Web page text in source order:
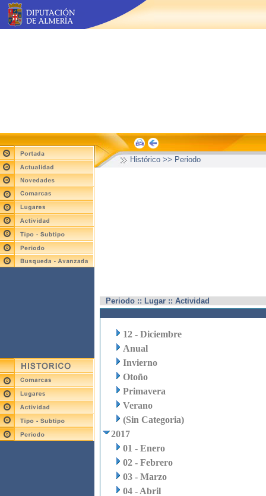
Histórico >> Periodo
Periodo :: Lugar :: Actividad
12 - Diciembre
Anual
Invierno
Otoño
Primavera
Verano
(Sin Categoria)
2017
01 - Enero
02 - Febrero
03 - Marzo
04 - Abril